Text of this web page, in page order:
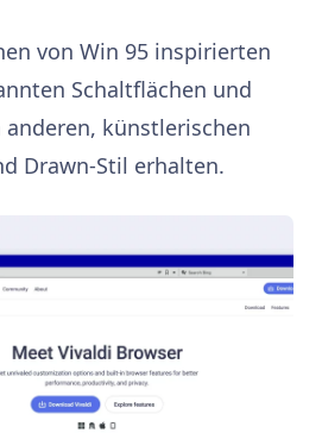
von Win 95 inspirierten
Schaltflächen und
anderen, künstlerischen
Drawn-Stil erhalten.